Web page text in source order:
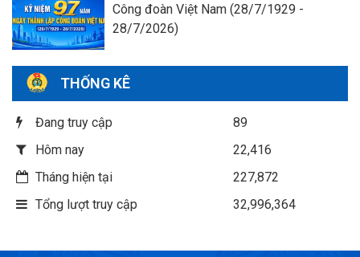
Công đoàn Việt Nam (28/7/1929 -
28/7/2026)
THỐNG KÊ
Đang truy cập
89
Hôm nay
22,416
Tháng hiện tại
227,872
Tổng lượt truy cập
32,996,364